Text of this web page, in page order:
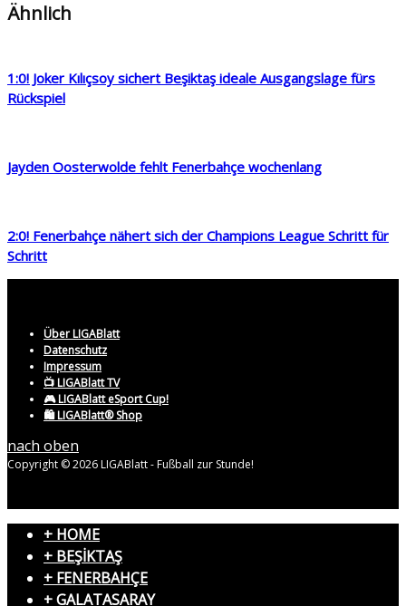
Ähnlich
1:0! Joker Kılıçsoy sichert Beşiktaş ideale Ausgangslage fürs
Rückspiel
Jayden Oosterwolde fehlt Fenerbahçe wochenlang
2:0! Fenerbahçe nähert sich der Champions League Schritt für
Schritt
Über LIGABlatt
Datenschutz
Impressum
📺 LIGABlatt TV
🎮 LIGABlatt eSport Cup!
🛍️ LIGABlatt® Shop
nach oben
Copyright © 2026 LIGABlatt - Fußball zur Stunde!
+ HOME
+ BEŞİKTAŞ
+ FENERBAHÇE
+ GALATASARAY